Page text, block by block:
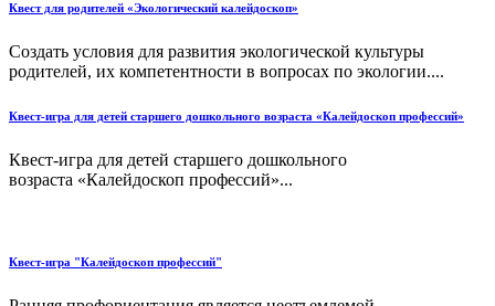
Квест для родителей «Экологический калейдоскоп»
Cоздать условия для развития экологической культуры
родителей, их компетентности в вопросах по экологии....
Квест-игра для детей старшего дошкольного возраста «Калейдоскоп профессий»
Квест-игра для детей старшего дошкольного
возраста «Калейдоскоп профессий»...
Квест-игра "Калейдоскоп профессий"